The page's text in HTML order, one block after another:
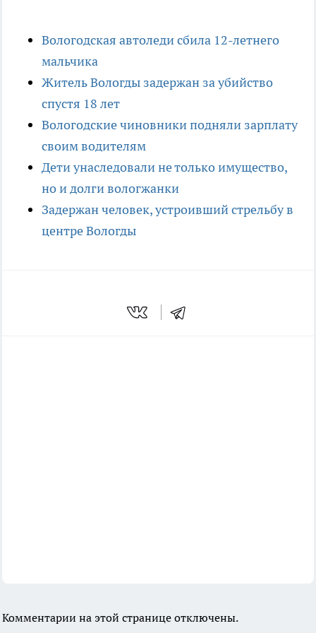
Вологодская автоледи сбила 12-летнего
мальчика
Житель Вологды задержан за убийство
спустя 18 лет
Вологодские чиновники подняли зарплату
своим водителям
Дети унаследовали не только имущество,
но и долги вологжанки
Задержан человек, устроивший стрельбу в
центре Вологды
Комментарии на этой странице отключены.